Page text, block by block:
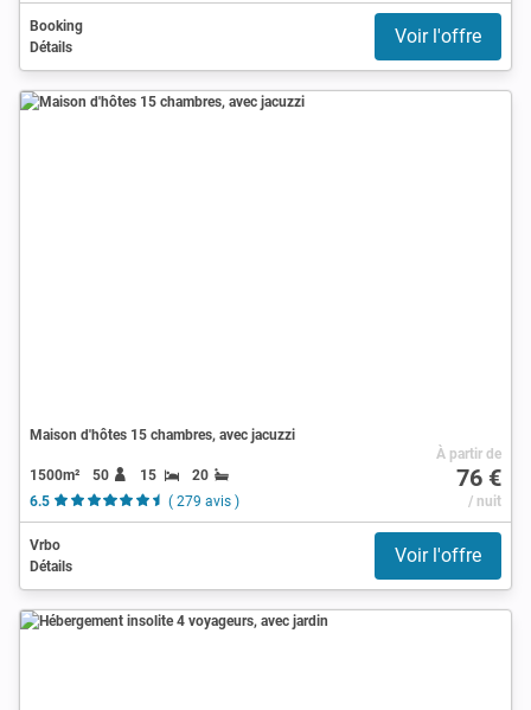
Booking
Détails
Voir l'offre
Maison d'hôtes 15 chambres, avec jacuzzi
1500m² 50 15
20
6.5
( 279 avis )
À partir de
76 €
/ nuit
Vrbo
Détails
Voir l'offre